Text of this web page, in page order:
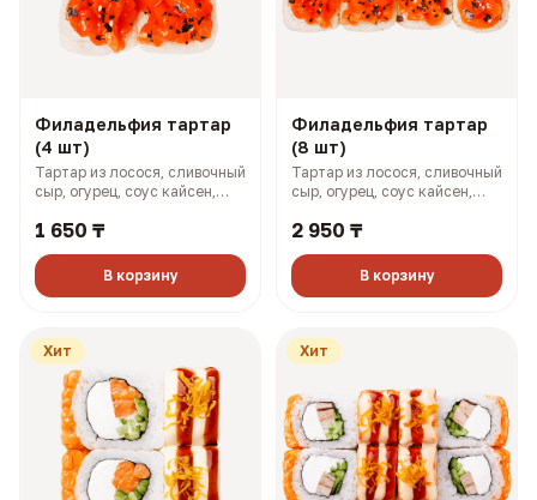
Филадельфия тартар
(4 шт)
Тартар из лосося, сливочный
сыр, огурец, соус кайсен,
1 650 ₸
В корзину
Филадельфия тартар
(8 шт)
Тартар из лосося, сливочный
сыр, огурец, соус кайсен,
2 950 ₸
В корзину
Хит Хит